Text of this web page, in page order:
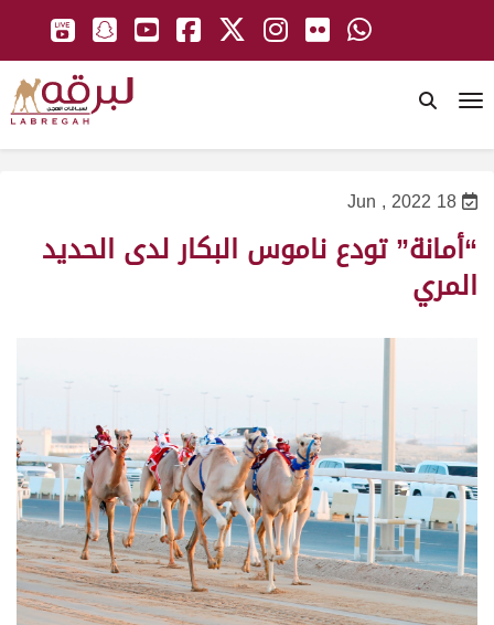
18 Jun , 2022
“أمانة” تودع ناموس البكار لدى الحديد
المري